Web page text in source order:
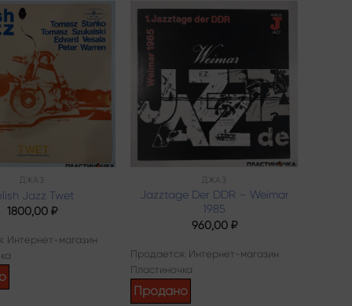
Add to
ДЖАЗ
Jazz Twet
1800,00 ₽
Интернет-магазин
ДЖАЗ
Jazztage Der DDR – Weimar
1985
960,00 ₽
Продается: Интернет-магазин
Пластиночка
Продано